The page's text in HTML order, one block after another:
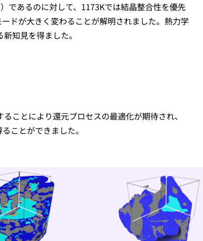
あるのに対して、1173Kでは結晶整合性を優先
ドが大きく変わることが解明されました。熱力学
知見を得ました。
ことにより還元プロセスの最適化が期待され、
ことができました。